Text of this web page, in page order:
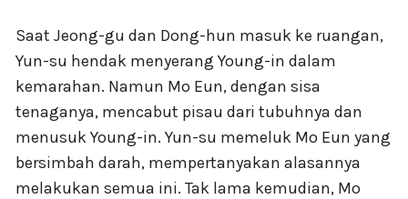
Saat Jeong-gu dan Dong-hun masuk ke ruangan,
Yun-su hendak menyerang Young-in dalam
kemarahan. Namun Mo Eun, dengan sisa
tenaganya, mencabut pisau dari tubuhnya dan
menusuk Young-in. Yun-su memeluk Mo Eun yang
bersimbah darah, mempertanyakan alasannya
melakukan semua ini. Tak lama kemudian, Mo